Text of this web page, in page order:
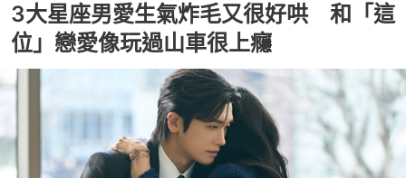
3大星座男愛生氣炸毛又很好哄 和「這
位」戀愛像玩過山車很上癮